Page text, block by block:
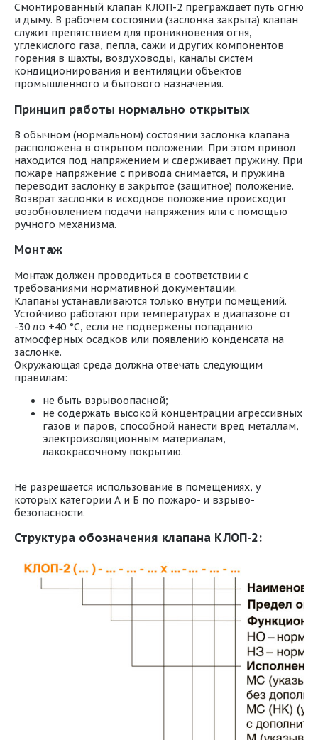
Смонтированный клапан КЛОП-2 преграждает путь огню
и дыму. В рабочем состоянии (заслонка закрыта) клапан
служит препятствием для проникновения огня,
углекислого газа, пепла, сажи и других компонентов
горения в шахты, воздуховоды, каналы систем
кондиционирования и вентиляции объектов
промышленного и бытового назначения.
Принцип работы нормально открытых
В обычном (нормальном) состоянии заслонка клапана
расположена в открытом положении. При этом привод
находится под напряжением и сдерживает пружину. При
пожаре напряжение с привода снимается, и пружина
переводит заслонку в закрытое (защитное) положение.
Возврат заслонки в исходное положение происходит
возобновлением подачи напряжения или с помощью
ручного механизма.
Монтаж
Монтаж должен проводиться в соответствии с
требованиями нормативной документации.
Клапаны устанавливаются только внутри помещений.
Устойчиво работают при температурах в диапазоне от
-30 до +40 °С, если не подвержены попаданию
атмосферных осадков или появлению конденсата на
заслонке.
Окружающая среда должна отвечать следующим
правилам:
не быть взрывоопасной;
не содержать высокой концентрации агрессивных
газов и паров, способной нанести вред металлам,
электроизоляционным материалам,
лакокрасочному покрытию.
Не разрешается использование в помещениях, у
которых категории А и Б по пожаро- и взрыво-
безопасности.
Структура обозначения клапана КЛОП-2: